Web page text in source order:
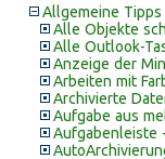
Allgemeine Tipps
Alle Objekte
Alle Outlook-
Anzeige der
Arbeiten mit
Archivierte
Aufgabe aus
Aufgabenleiste